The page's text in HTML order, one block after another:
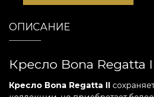
ОПИСАНИЕ
Кресло Bona Regatta
Кресло Bona Regatta II